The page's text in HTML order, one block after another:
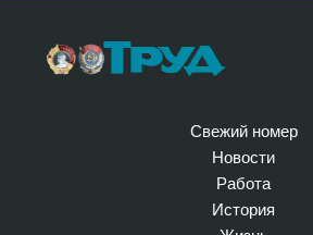
Свежий номер
Новости
Работа
История